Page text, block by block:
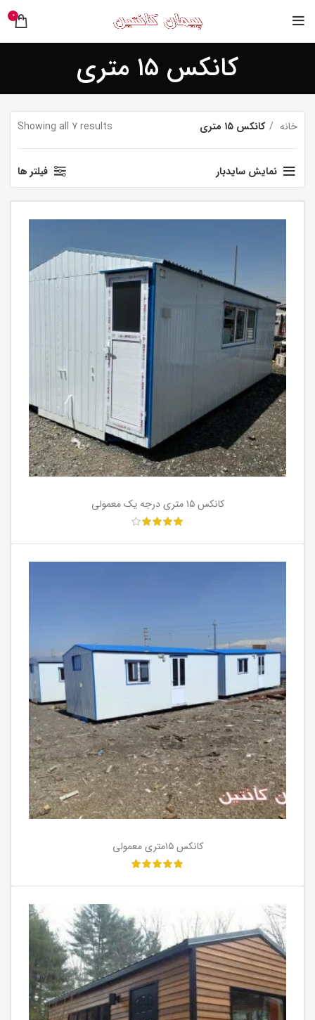
0
کانکس ۱۵ متری
خانه کانکس ۱۵ متری Showing all 7 results
نمایش سایدبار فیلتر ها
کانکس ۱۵ متری درجه یک معمولی
کانکس ۱۵متری معمولی